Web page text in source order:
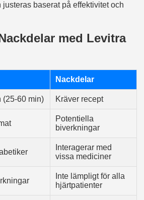
justeras baserat på effektivitet och
med Levitra
Nackdelar
(25-60 min) Kräver recept
Potentiella
biverkningar
Interagerar med
vissa mediciner
Inte lämpligt för alla
hjärtpatienter